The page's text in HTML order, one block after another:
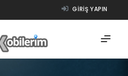
GIRIŞ YAPIN